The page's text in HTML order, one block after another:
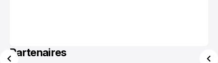
Partenaires